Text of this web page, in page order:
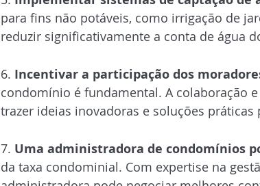
para fins não potáveis, como irrigação de
reduzir significativamente a conta de água
6. Incentivar a participação dos
condomínio é fundamental. A colaboração
trazer ideias inovadoras e soluções práticas
7. Uma administradora de condomínios
da taxa condominial. Com expertise na